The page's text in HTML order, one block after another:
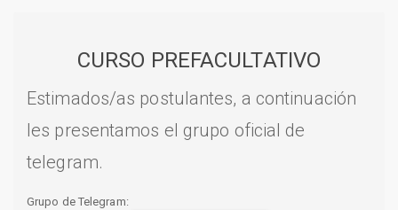
CURSO PREFACULTATIVO
Estimados/as postulantes, a continuación
les presentamos el grupo oficial de
telegram.
Grupo de Telegram: